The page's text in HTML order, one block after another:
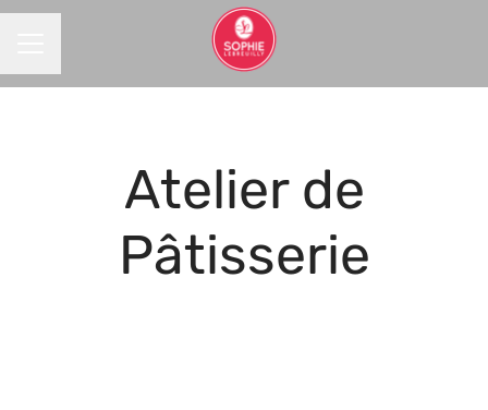
Atelier de
Pâtisserie